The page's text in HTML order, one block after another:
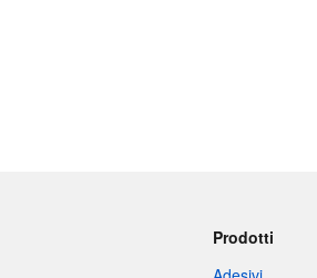
Prodotti